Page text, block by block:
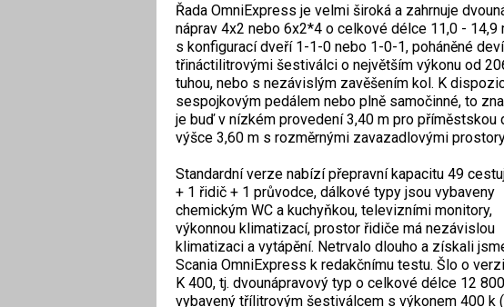
Řada OmniExpress je velmi široká a zahrnuje
náprav 4x2 nebo 6x2*4 o celkové délce 11,0 - 14,9
s konfigurací dveří 1-1-0 nebo 1-0-1, poháněné
třináctilitrovými šestiválci o největším výkonu od
tuhou, nebo s nezávislým zavěšením kol. K
sespojkovým pedálem nebo plně samočinné, to
je buď v nízkém provedení 3,40 m pro
výšce 3,60 m s rozměrnými zavazadlovými
Standardní verze nabízí přepravní kapacitu 49
+ 1 řidič + 1 průvodce, dálkové typy jsou vybaveny
chemickým WC a kuchyňkou, televizními monitory,
výkonnou klimatizací, prostor řidiče má nezávislou
klimatizaci a vytápění. Netrvalo dlouho a získali
Scania OmniExpress k redakčnímu testu. Šlo o verzi
K 400, tj. dvounápravový typ o celkové délce 12
vybavený třílitrovým šestiválcem s výkonem 400 k